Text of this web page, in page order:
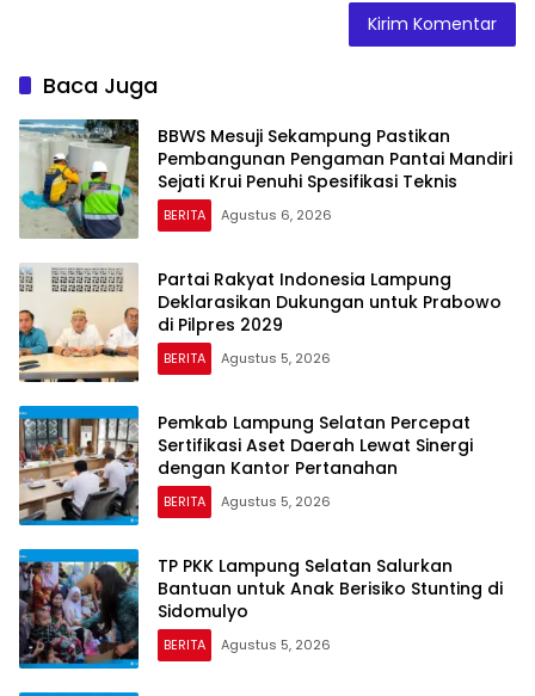
Baca Juga
BBWS Mesuji Sekampung Pastikan
Pembangunan Pengaman Pantai Mandiri
Sejati Krui Penuhi Spesifikasi Teknis
BERITA Agustus 6, 2026
Partai Rakyat Indonesia Lampung
Deklarasikan Dukungan untuk Prabowo
di Pilpres 2029
BERITA Agustus 5, 2026
Pemkab Lampung Selatan Percepat
Sertifikasi Aset Daerah Lewat Sinergi
dengan Kantor Pertanahan
BERITA Agustus 5, 2026
TP PKK Lampung Selatan Salurkan
Bantuan untuk Anak Berisiko Stunting di
Sidomulyo
BERITA Agustus 5, 2026